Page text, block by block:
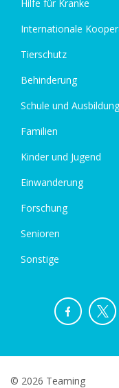
Hilfe für Kranke
Internationale
Tierschutz
Behinderung
Schule und Ausbildung
Familien
Kinder und Jugend
Einwanderung
Forschung
Senioren
Sonstige
© 2026 Teaming